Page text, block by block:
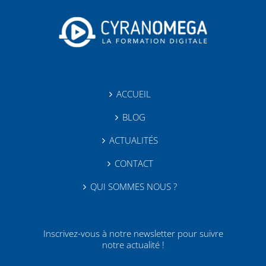
ACCUEIL
BLOG
ACTUALITÉS
CONTACT
QUI SOMMES NOUS ?
Inscrivez-vous à notre newsletter pour suivre
notre actualité !